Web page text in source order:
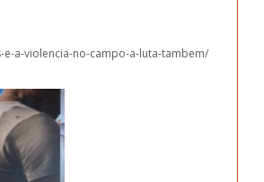
a-violencia-no-campo-a-luta-tambem/